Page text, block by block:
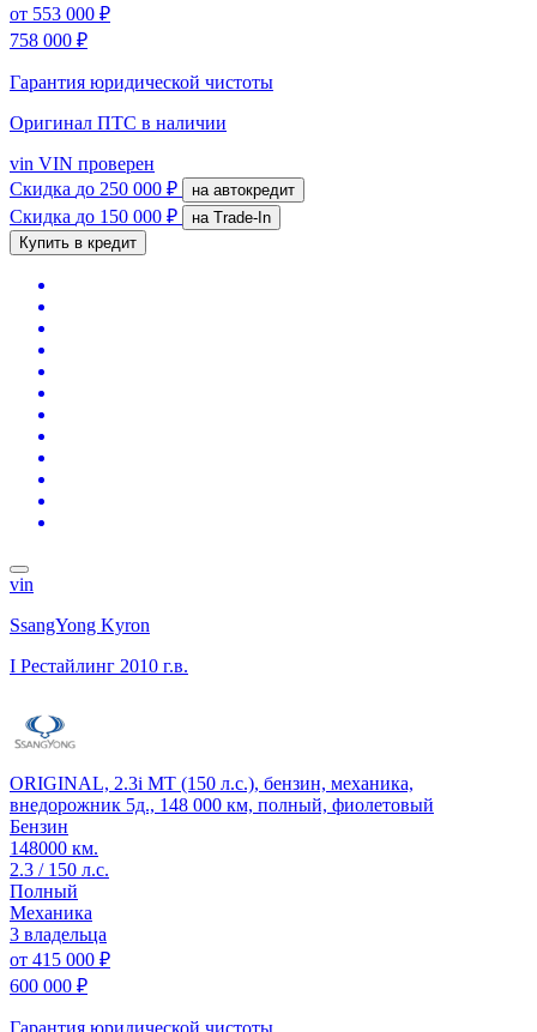
от 553 000 ₽
758 000 ₽
Гарантия юридической чистоты
Оригинал ПТС в наличии
vin VIN проверен
Скидка до 250 000 ₽ на автокредит
Скидка до 150 000 ₽
на Trade-In
Купить в кредит
vin
SsangYong Kyron
I Рестайлинг 2010 г.в.
ORIGINAL, 2.3i MT (150 л.с.), бензин, механика,
внедорожник 5д., 148 000 км, полный, фиолетовый
Бензин
148000 км.
2.3 / 150 л.с.
Полный
Механика
3 владельца
от 415 000 ₽
600 000 ₽
Гарантия юридической чистоты